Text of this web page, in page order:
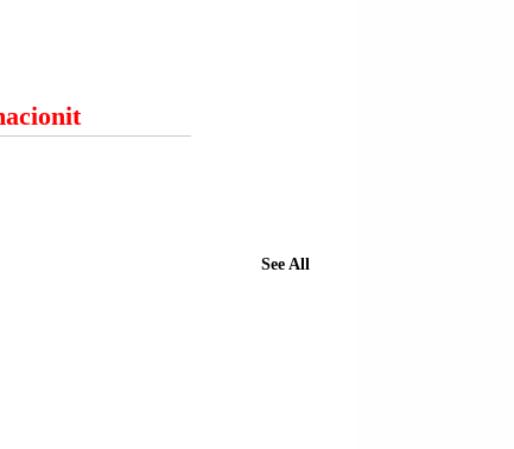
See All